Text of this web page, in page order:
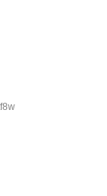
、突然金
後にひっそ